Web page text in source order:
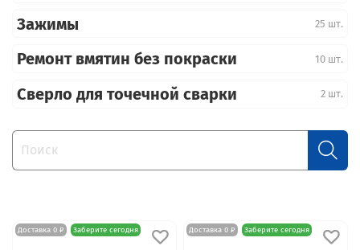
Зажимы 25 шт.
Ремонт вмятин без покраски 10 шт.
Сверло для точечной сварки 2 шт.
Доставка 0 ₽ Заберите сегодня Доставка 0 ₽ Заберите сегодня